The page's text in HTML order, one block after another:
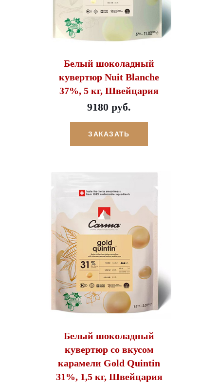
Белый шоколадный
кувертюр Nuit Blanche
37%, 5 кг, Швейцария
9180 руб.
ЗАКАЗАТЬ
Белый шоколадный
кувертюр со вкусом
карамели Gold Quintin
31%, 1,5 кг, Швейцария